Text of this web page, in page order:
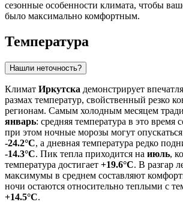
сезонные особенности климата, чтобы
было максимально комфортным.
Температура
Нашли неточность?
Климат Иркутска демонстрирует
размах температур, свойственный резко
регионам. Самым холодным месяцем
январь: средняя температура в это время
при этом ночные морозы могут
-24.2°C, а дневная температура редко
-14.3°C. Пик тепла приходится на июль,
температура достигает +19.6°C. В разгар
максимумы в среднем составляют
ночи остаются относительно теплыми с
+14.5°C.